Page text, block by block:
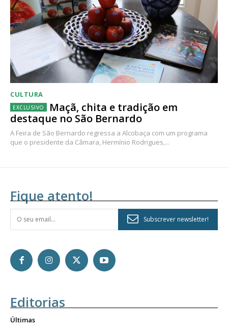
CULTURA
Maçã, chita e tradição em
destaque no São Bernardo
A Feira de São Bernardo regressa a Alcobaça com um programa
que o presidente da Câmara, Hermínio Rodrigues,...
Fique atento!
Subscrever newsletter!
Editorias
Últimas